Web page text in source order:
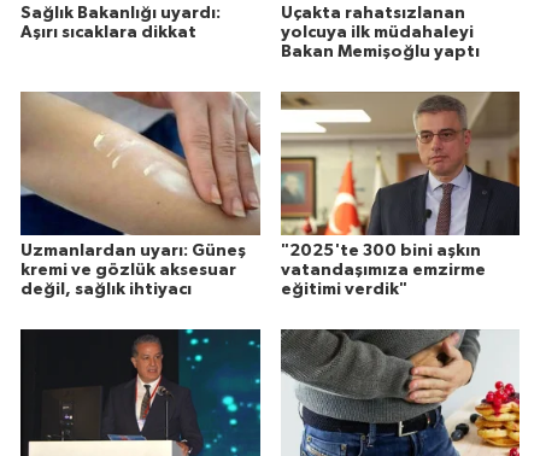
Sağlık Bakanlığı uyardı:
Aşırı sıcaklara dikkat
Uçakta rahatsızlanan
yolcuya ilk müdahaleyi
Bakan Memişoğlu yaptı
Uzmanlardan uyarı: Güneş
kremi ve gözlük aksesuar
değil, sağlık ihtiyacı
"2025'te 300 bini aşkın
vatandaşımıza emzirme
eğitimi verdik"